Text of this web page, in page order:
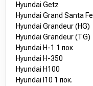
Hyundai Getz
Hyundai Grand Santa Fe
Hyundai Grandeur (HG)
Hyundai Grandeur (TG)
Hyundai H-1 1 пок
Hyundai H-350
Hyundai H100
Hyundai I10 1 пок.